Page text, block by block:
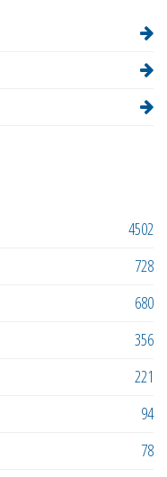
4502
728
680
356
221
94
78